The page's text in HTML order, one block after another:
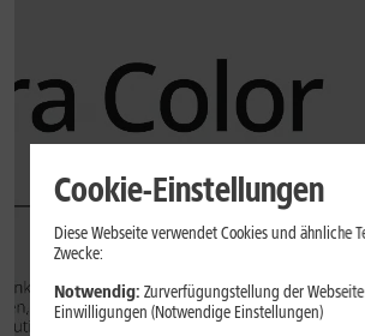
Cookie-Einstellungen
Diese Webseite verwendet Cookies und ähnliche
Zwecke:
Notwendig: Zurverfügungstellung der
Einwilligungen (Notwendige Einstellungen)